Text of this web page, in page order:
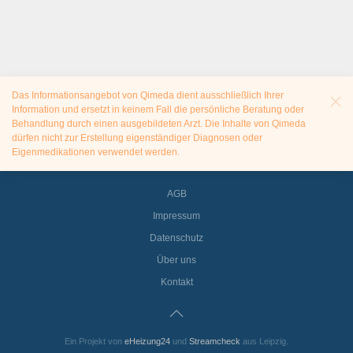
Das Informationsangebot von Qimeda dient ausschließlich Ihrer
Information und ersetzt in keinem Fall die persönliche Beratung oder
Behandlung durch einen ausgebildeten Arzt. Die Inhalte von Qimeda
dürfen nicht zur Erstellung eigenständiger Diagnosen oder
Eigenmedikationen verwendet werden.
AGB
Impressum
Datenschutz
Über uns
Kontakt
Ein Projekt von eHeizung24 und Streamcheck aus Leipzig.